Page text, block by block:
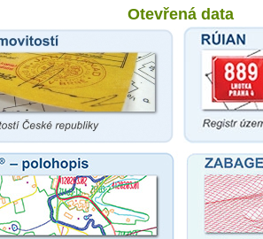
Otevřená data